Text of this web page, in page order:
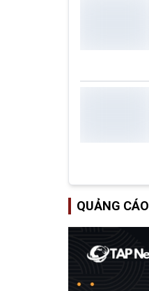
QUẢNG CÁO